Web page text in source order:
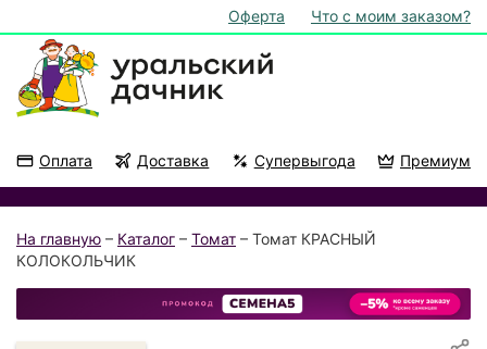
Оферта Что с моим заказом?
Оплата Доставка Супервыгода Премиум
На главную – Каталог – Томат – Томат КРАСНЫЙ
КОЛОКОЛЬЧИК